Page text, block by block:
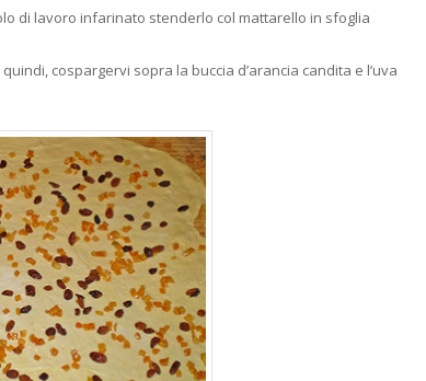
di lavoro infarinato stenderlo col mattarello in sfoglia
cospargervi sopra la buccia d’arancia candita e l’uva